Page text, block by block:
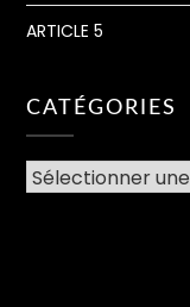
ARTICLE 5
CATÉGORIES
CATÉGORIES